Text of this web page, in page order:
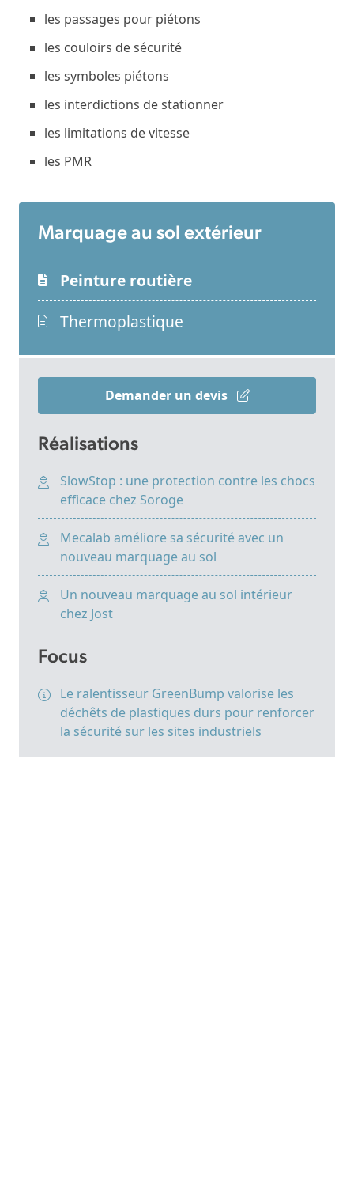
les passages pour piétons
les couloirs de sécurité
les symboles piétons
les interdictions de stationner
les limitations de vitesse
les PMR
Marquage au sol extérieur
Peinture routière
Thermoplastique
Demander un devis
Réalisations
SlowStop : une protection contre les chocs
efficace chez Soroge
Mecalab améliore sa sécurité avec un
nouveau marquage au sol
Un nouveau marquage au sol intérieur
chez Jost
Focus
Le ralentisseur GreenBump valorise les
déchêts de plastiques durs pour renforcer
la sécurité sur les sites industriels